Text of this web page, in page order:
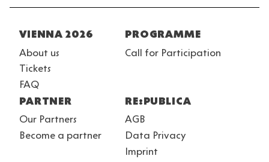
Fußzeile
VIENNA 2026
About us
Tickets
FAQ
PROGRAMME
Call for Participation
PARTNER
Our Partners
Become a partner
RE:PUBLICA
AGB
Data Privacy
Imprint